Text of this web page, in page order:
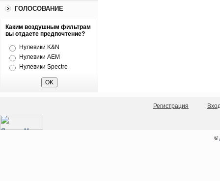
ГОЛОСОВАНИЕ
Каким воздушным фильтрам
вы отдаете предпочтение?
Нулевики K&N
Нулевики AEM
Нулевики Spectre
Регистрация
©